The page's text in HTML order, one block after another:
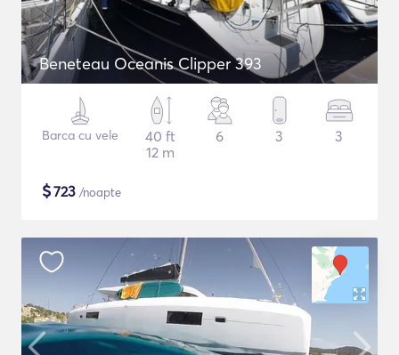
Beneteau Oceanis Clipper 393
Barca cu vele
40 ft
12 m
6 3 3
$723 /noapte